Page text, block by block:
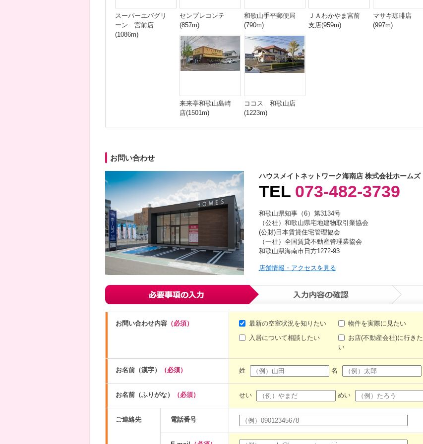
スーパーエバグリ
ーン 宮前店
(1086m)
センプレコンテ
(857m)
和歌山手平郵便局
(790m)
ＪＡわかやま宮前
支店(959m)
マサキ珈琲店
(997m)
来来亭和歌山島崎
店(1501m)
ココス 和歌山店
(1223m)
お問い合わせ
ハウスメイトネットワーク海南店 株式会社ホームズ
TEL 073-482-3739
和歌山県知事（6）第3134号
（公社）和歌山県宅地建物取引業協会
(公財)日本賃貸住宅管理協会
（一社）全国賃貸不動産管理業協会
和歌山県海南市日方1272-93
店舗情報・アクセスを見る
お問い合わせ内容（必須） 最新の空室状況を知りたい 物件を実際に見たい
入居について相談したい
お店(不動産会社)に行きた
い
お名前（漢字） （必須） 姓 名
お名前（ふりがな） （必須） せい めい
ご連絡先 電話番号